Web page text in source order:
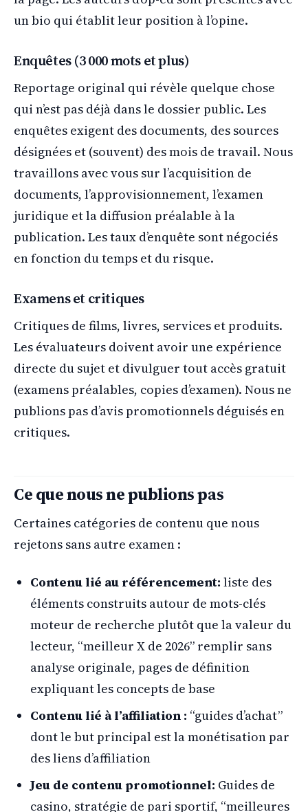
un bio qui établit leur position à l’opine.
Enquêtes (3 000 mots et plus)
Reportage original qui révèle quelque chose
qui n’est pas déjà dans le dossier public. Les
enquêtes exigent des documents, des sources
désignées et (souvent) des mois de travail. Nous
travaillons avec vous sur l’acquisition de
documents, l’approvisionnement, l’examen
juridique et la diffusion préalable à la
publication. Les taux d’enquête sont négociés
en fonction du temps et du risque.
Examens et critiques
Critiques de films, livres, services et produits.
Les évaluateurs doivent avoir une expérience
directe du sujet et divulguer tout accès gratuit
(examens préalables, copies d’examen). Nous ne
publions pas d’avis promotionnels déguisés en
critiques.
Ce que nous ne publions pas
Certaines catégories de contenu que nous
rejetons sans autre examen :
Contenu lié au référencement: liste des
éléments construits autour de mots-clés
moteur de recherche plutôt que la valeur du
lecteur, “meilleur X de 2026” remplir sans
analyse originale, pages de définition
expliquant les concepts de base
Contenu lié à l’affiliation : “guides d’achat”
dont le but principal est la monétisation par
des liens d’affiliation
Jeu de contenu promotionnel: Guides de
casino, stratégie de pari sportif, “meilleures